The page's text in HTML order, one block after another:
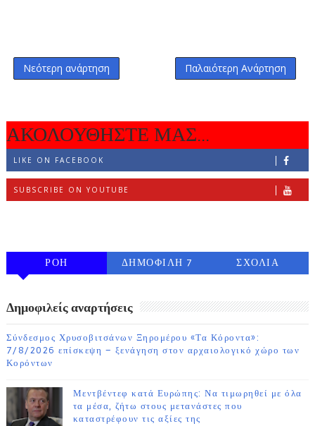
Νεότερη ανάρτηση Παλαιότερη Ανάρτηση
ΑΚΟΛΟΥΘΗΣΤΕ ΜΑΣ...
LIKE ON FACEBOOK
SUBSCRIBE ON YOUTUBE
ΡΟΗ
ΔΗΜΟΦΙΛΗ 7
ΣΧΟΛΙΑ
Δημοφιλείς αναρτήσεις
Σύνδεσμος Χρυσοβιτσάνων Ξηρομέρου «Τα Κόροντα»:
7/8/2026 επίσκεψη – ξενάγηση στον αρχαιολογικό χώρο των
Κορόντων
Μεντβέντεφ κατά Ευρώπης: Να τιμωρηθεί με όλα
τα μέσα, ζήτω στους μετανάστες που
καταστρέφουν τις αξίες της